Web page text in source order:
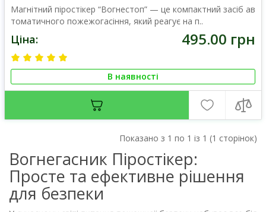
Магнітний піростікер “Вогнестоп” — це компактний засіб ав
томатичного пожежогасіння, який реагує на п..
Ціна: 495.00 грн
В наявності
Показано з 1 по 1 із 1 (1 сторінок)
Вогнегасник Піростікер:
Просте та ефективне рішення
для безпеки